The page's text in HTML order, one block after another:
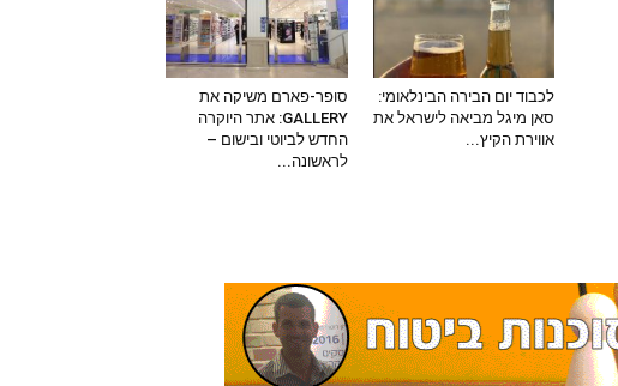
לכבוד יום הבירה הבינלאומי:
סאן מיגל מביאה לישראל את
אווירת הקיץ...
סופר-פארם משיקה את
GALLERY: אתר היוקרה
החדש לביוטי ובישום –
לראשונה...